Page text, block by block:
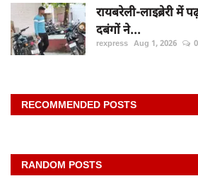
रायबरेली-लाइब्रेरी में
दबंगों ने...
rexpress Aug 1, 2026 0
RECOMMENDED POSTS
RANDOM POSTS